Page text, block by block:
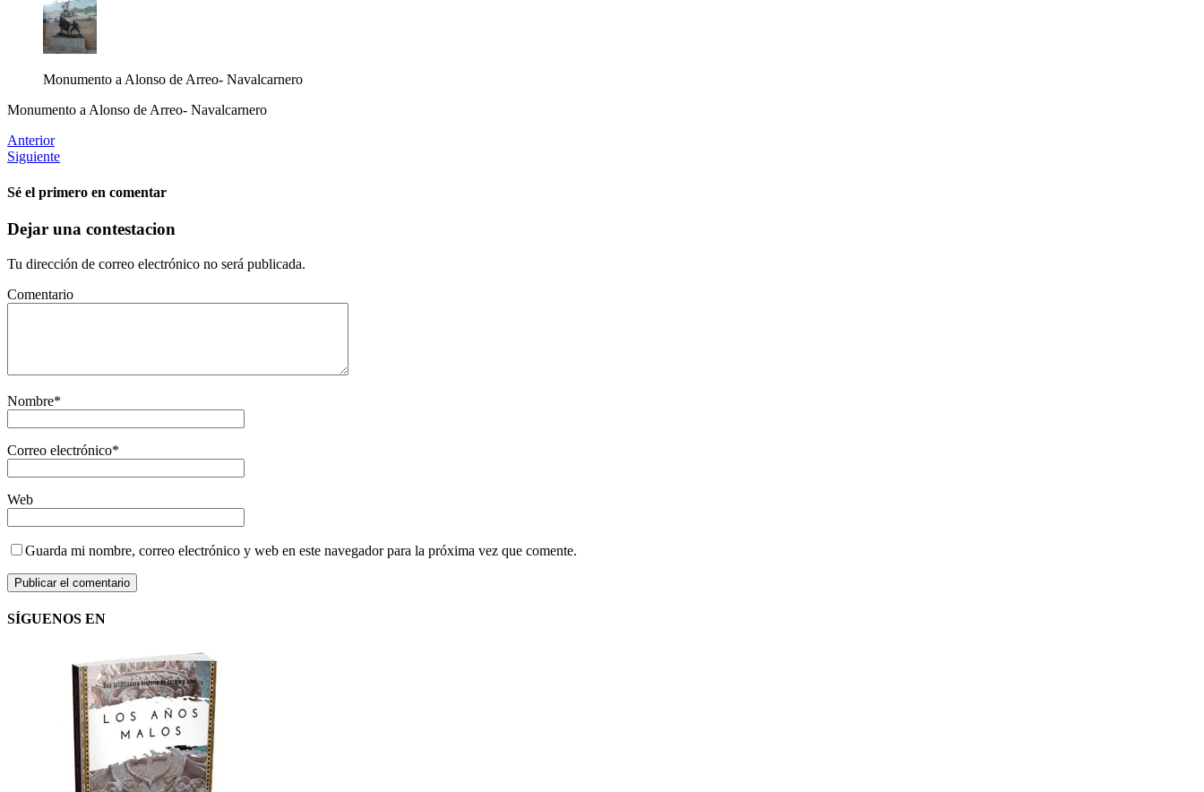
Monumento a Alonso de Arreo- Navalcarnero
Monumento a Alonso de Arreo- Navalcarnero
Anterior
Siguiente
Sé el primero en comentar
Dejar una contestacion
Tu dirección de correo electrónico no será publicada.
Comentario
Nombre*
Correo electrónico*
Web
Guarda mi nombre, correo electrónico y web en este navegador para la próxima vez que comente.
SÍGUENOS EN